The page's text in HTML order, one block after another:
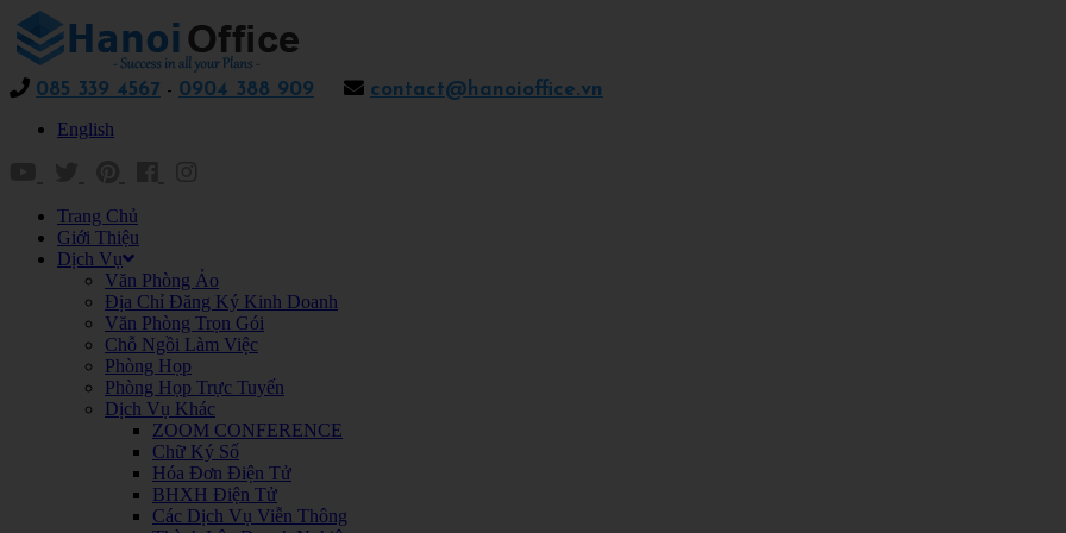
085 339 4567 - 0904 388 909
contact@hanoioffice.vn
English
Trang Chủ
Giới Thiệu
Dịch Vụ
Văn Phòng Ảo
Địa Chỉ Đăng Ký Kinh Doanh
Văn Phòng Trọn Gói
Chỗ Ngồi Làm Việc
Phòng Họp
Phòng Họp Trực Tuyến
Dịch Vụ Khác
ZOOM CONFERENCE
Chữ Ký Số
Hóa Đơn Điện Tử
BHXH Điện Tử
Các Dịch Vụ Viễn Thông